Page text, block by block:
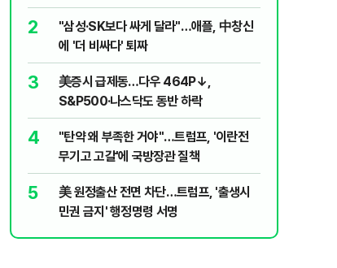
지율 하락 의식했나, 삼전닉스 올인은 금
물, SK하이닉스 프리마켓 시초가 논란 재
점화, 김민석 "과반 승리 가능성 99%" 등
2
"삼성·SK보다 싸게 달라"…애플, 中창신
에 '더 비싸다' 퇴짜
3
美증시 급제동…다우 464P↓,
S&P500·나스닥도 동반 하락
4
"탄약 왜 부족한 거야"…트럼프, '이란전
무기고 고갈'에 국방장관 질책
5
美 원정출산 전면 차단…트럼프, '출생시
민권 금지' 행정명령 서명